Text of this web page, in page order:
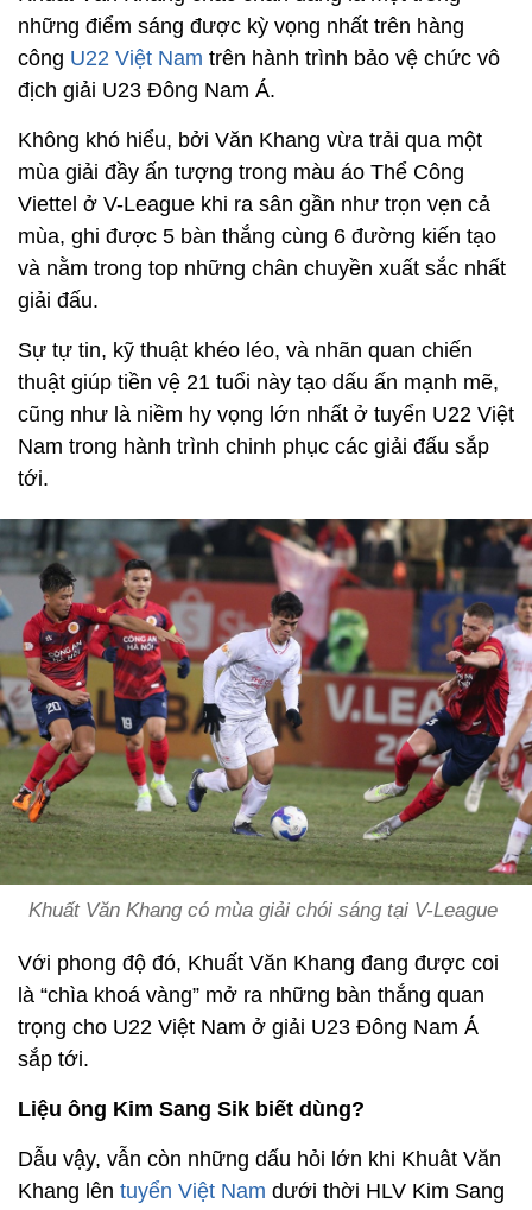
những điểm sáng được kỳ vọng nhất trên hàng
công U22 Việt Nam trên hành trình bảo vệ chức vô
địch giải U23 Đông Nam Á.
Không khó hiểu, bởi Văn Khang vừa trải qua một
mùa giải đầy ấn tượng trong màu áo Thể Công
Viettel ở V-League khi ra sân gần như trọn vẹn cả
mùa, ghi được 5 bàn thắng cùng 6 đường kiến tạo
và nằm trong top những chân chuyền xuất sắc nhất
giải đấu.
Sự tự tin, kỹ thuật khéo léo, và nhãn quan chiến
thuật giúp tiền vệ 21 tuổi này tạo dấu ấn mạnh mẽ,
cũng như là niềm hy vọng lớn nhất ở tuyển U22 Việt
Nam trong hành trình chinh phục các giải đấu sắp
tới.
Khuất Văn Khang có mùa giải chói sáng tại V-League
Với phong độ đó, Khuất Văn Khang đang được coi
là “chìa khoá vàng” mở ra những bàn thắng quan
trọng cho U22 Việt Nam ở giải U23 Đông Nam Á
sắp tới.
Liệu ông Kim Sang Sik biết dùng?
Dẫu vậy, vẫn còn những dấu hỏi lớn khi Khuât Văn
Khang lên tuyển Việt Nam dưới thời HLV Kim Sang